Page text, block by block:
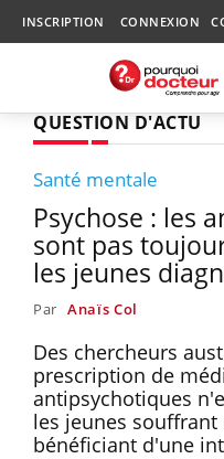
INSCRIPTION CONNEXION
QUESTION D'ACTU
Santé mentale
Psychose : les
sont pas
les jeunes
Par Anaïs Col
Des chercheurs
prescription de
antipsychotiques
les jeunes souffrant
bénéficiant d'une